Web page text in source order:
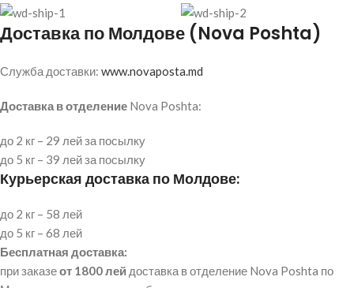
Доставка по Молдове (Nova Poshta)
Служба доставки: www.novaposta.md
Доставка в отделение Nova Poshta:
до 2 кг – 29 лей за посылку
до 5 кг – 39 лей за посылку
Курьерская доставка по Молдове:
до 2 кг – 58 лей
до 5 кг – 68 лей
Бесплатная доставка:
при заказеот 1800 лей доставка в отделение Nova Poshta по